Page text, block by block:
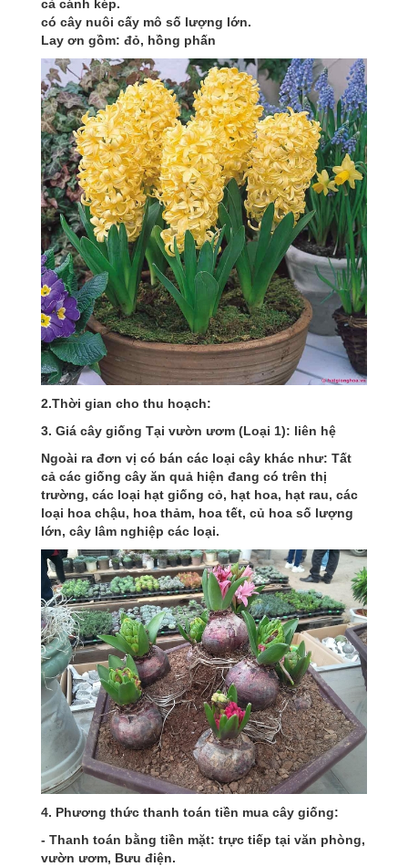
cả cánh kép.
có cây nuôi cấy mô số lượng lớn.
Lay ơn gồm: đỏ, hồng phấn
2.Thời gian cho thu hoạch:
3. Giá cây giống Tại vườn ươm (Loại 1): liên hệ
Ngoài ra đơn vị có bán các loại cây khác như: Tất
cả các giống cây ăn quả hiện đang có trên thị
trường, các loại hạt giống cỏ, hạt hoa, hạt rau, các
loại hoa chậu, hoa thảm, hoa tết, củ hoa số lượng
lớn, cây lâm nghiệp các loại.
4. Phương thức thanh toán tiền mua cây giống:
- Thanh toán bằng tiền mặt: trực tiếp tại văn phòng,
vườn ươm, Bưu điện.